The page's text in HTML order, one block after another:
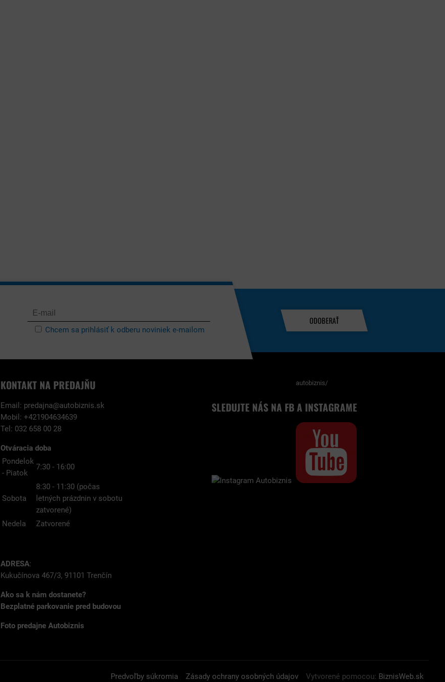
Chcem sa prihlásiť k odberu noviniek e-mailom
ODOBERAŤ
KONTAKT NA PREDAJŇU
Email: predajna@autobiznis.sk
Mobil: +421904634639
Tel: 032 658 00 28
Otváracia doba
Pondelok
- Piatok
7:30 - 16:00
Sobota
8:30 - 11:30 (počas
letných prázdnin v sobotu
zatvorené)
Nedela
Zatvorené
ADRESA:
Kukučínova 467/3, 91101 Trenčín
Ako sa k nám dostanete?
Bezplatné parkovanie pred budovou
Foto predajne Autobiznis
autobiznis/
SLEDUJTE NÁS NA FB A INSTAGRAME
Predvoľby súkromia Zásady ochrany osobných údajov Vytvorené pomocou: BiznisWeb.sk